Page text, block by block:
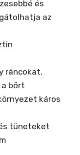
és
az
ráncokat,
bőrt
káros
tüneteket